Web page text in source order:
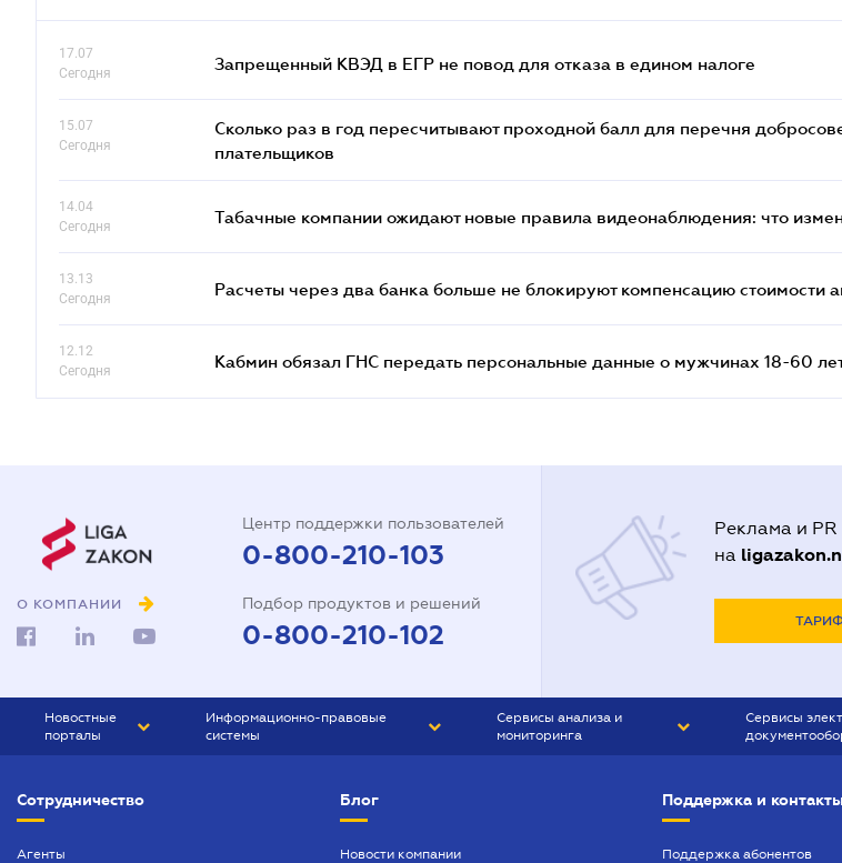
17.07
Сегодня
Запрещенный КВЭД в ЕГР не повод для отказа в едином налоге
15.07
Сегодня
Сколько раз в год пересчитывают проходной балл для перечня
плательщиков
14.04
Сегодня
Табачные компании ожидают новые правила видеонаблюдения: что
13.13
Сегодня
Расчеты через два банка больше не блокируют компенсацию стоимости
12.12
Сегодня
Кабмин обязал ГНС передать персональные данные о мужчинах 18-60
О КОМПАНИИ
Центр поддержки пользователей
0-800-210-103
Подбор продуктов и решений
0-800-210-102
Реклама и PR
на
Новостные
порталы
БИЗНЕС
Информационно-правовые
системы
Сервисы анализа и
мониторинга
Сервисы
Сотрудничество
Агенты
Блог
Новости компании
Поддержка и контакты
Поддержка абонентов